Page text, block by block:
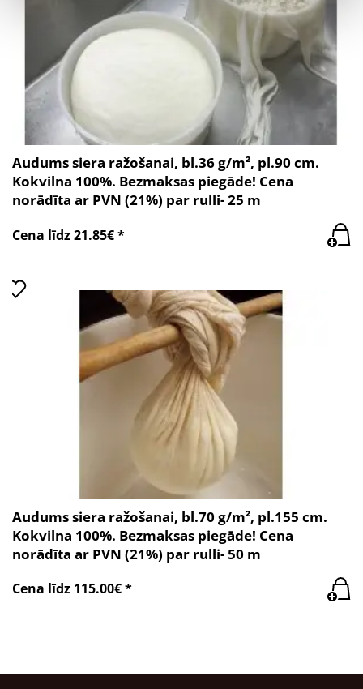
Audums siera ražošanai, bl.36 g/m², pl.90 cm.
Kokvilna 100%. Bezmaksas piegāde! Cena
norādīta ar PVN (21%) par rulli- 25 m
Cena līdz 21.85€ *
Audums siera ražošanai, bl.70 g/m², pl.155 cm.
Kokvilna 100%. Bezmaksas piegāde! Cena
norādīta ar PVN (21%) par rulli- 50 m
Cena līdz 115.00€ *